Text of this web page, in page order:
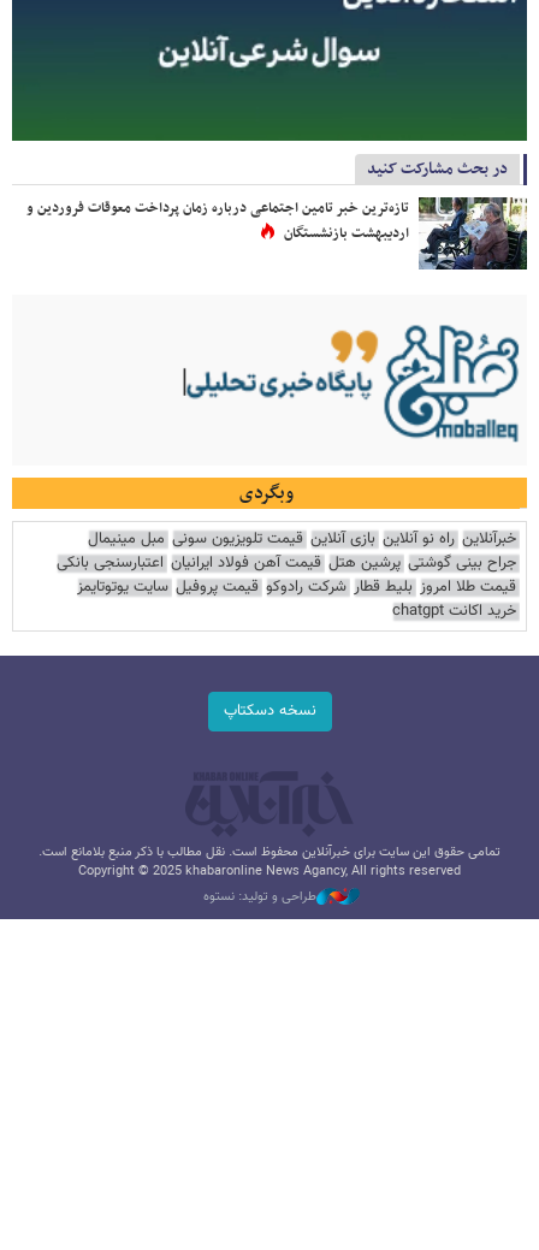
در بحث مشارکت کنید
تازه‌ترین خبر تامین اجتماعی درباره زمان پرداخت معوقات فروردین و
اردیبهشت بازنشستگان
وبگردی
خبرآنلاین راه نو آنلاین بازی آنلاین قیمت تلویزیون سونی مبل مینیمال
جراح بینی گوشتی پرشین هتل قیمت آهن فولاد ایرانیان اعتبارسنجی بانکی
قیمت طلا امروز بلیط قطار شرکت رادوکو قیمت پروفیل سایت یوتوتایمز
خرید اکانت chatgpt
نسخه دسکتاپ
تمامی حقوق این سایت برای خبرآنلاین محفوظ است. نقل مطالب با ذکر منبع بلامانع است.
Copyright © 2025 khabaronline News Agancy, All rights reserved
طراحی و تولید: نستوه